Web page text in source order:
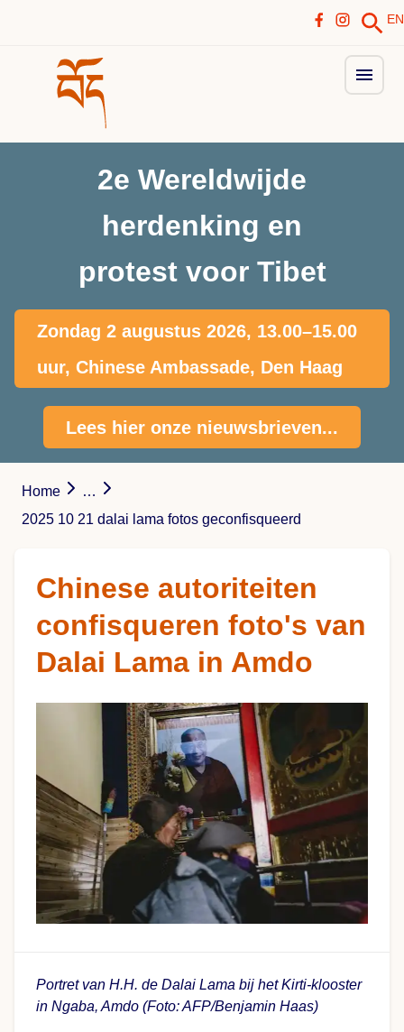
EN
2e Wereldwijde
herdenking en
protest voor Tibet
Zondag 2 augustus 2026, 13.00–15.00
uur, Chinese Ambassade, Den Haag
Lees hier onze nieuwsbrieven...
Home
…
2025 10 21 dalai lama fotos geconfisqueerd
Chinese autoriteiten
confisqueren foto's van
Dalai Lama in Amdo
Portret van H.H. de Dalai Lama bij het Kirti-klooster
in Ngaba, Amdo (Foto: AFP/Benjamin Haas)